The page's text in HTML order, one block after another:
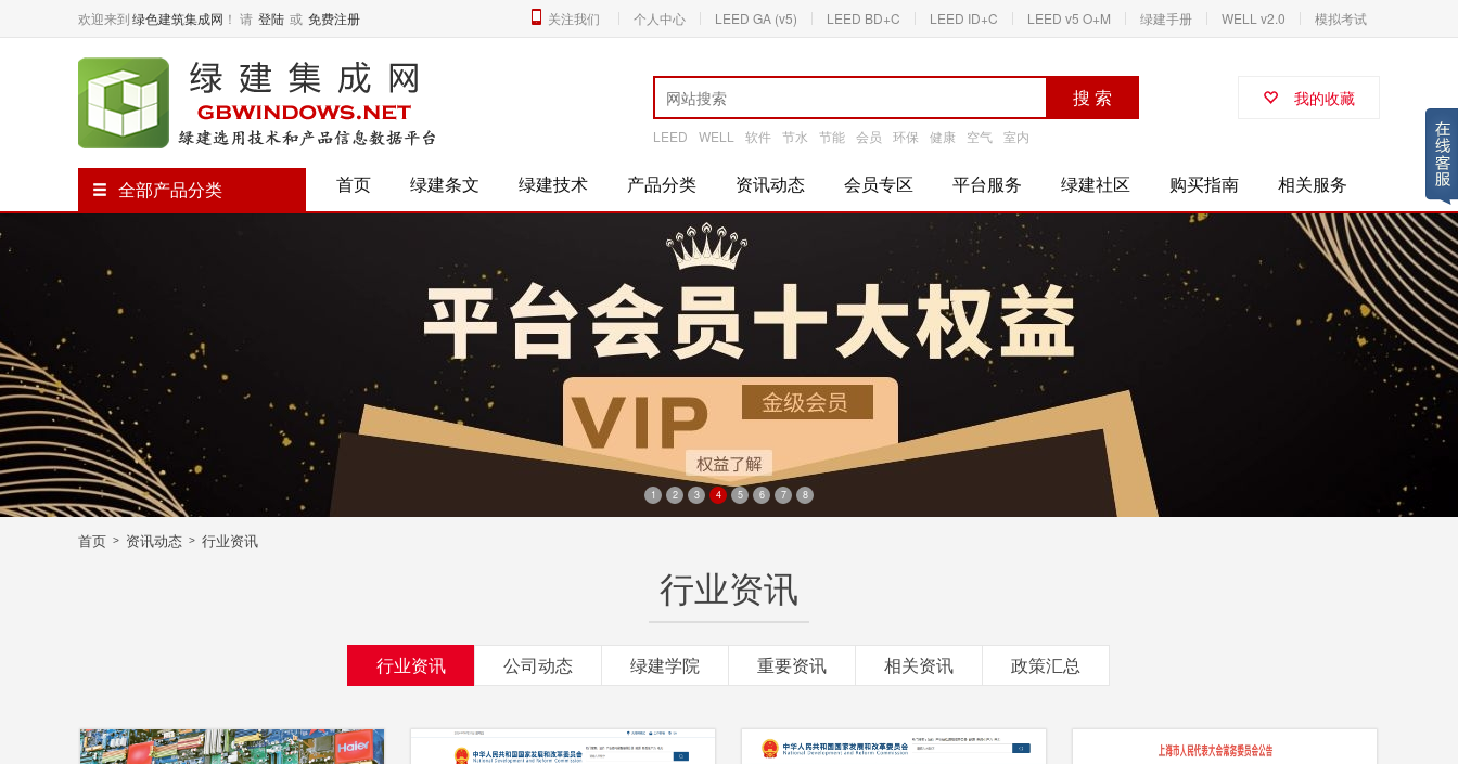
关注我们 个人中心 LEED GA (v5) LEED BD+C LEED ID+C LEED v5 O+M 绿建手册 WELL v2.0 模拟考试
欢迎来到绿色建筑集成网 ！ 请 登陆 或 免费注册
全部产品分类 首页 绿建条文 绿建技术 产品分类 资讯动态 会员专区 平台服务 绿建社区 购买指南 相关服务
搜 索
LEED WELL 软件 节水 节能 会员 环保 健康 空气 室内
我的收藏
1 2 3 4 5 6 7 8
首页 > 资讯动态 > 行业资讯
行业资讯
行业资讯 公司动态 绿建学院 重要资讯 相关资讯 政策汇总